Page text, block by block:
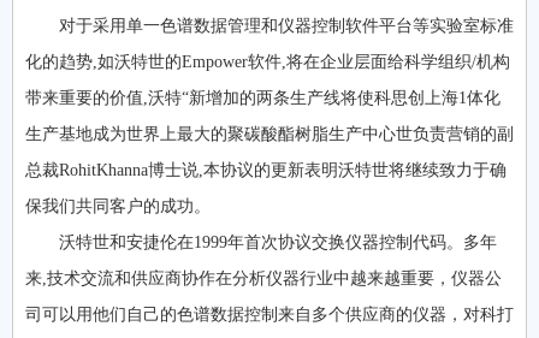
对于采用单一色谱数据管理和仪器控制软件平台等实验室标准
化的趋势,如沃特世的Empower软件,将在企业层面给科学组织/机构
带来重要的价值,沃特“新增加的两条生产线将使科思创上海1体化
生产基地成为世界上最大的聚碳酸酯树脂生产中心世负责营销的副
总裁RohitKhanna博士说,本协议的更新表明沃特世将继续致力于确
保我们共同客户的成功。
沃特世和安捷伦在1999年首次协议交换仪器控制代码。多年
来,技术交流和供应商协作在分析仪器行业中越来越重要，仪器公
司可以用他们自己的色谱数据控制来自多个供应商的仪器，对科打